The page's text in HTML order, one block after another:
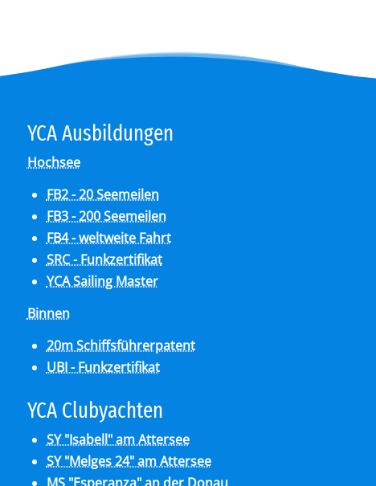
YCA Aus­bil­dun­gen
Hochsee
FB2 - 20 Seemeilen
FB3 - 200 Seemeilen
FB4 - weltweite Fahrt
SRC - Funkzertifikat
YCA Sailing Master
Binnen
20m Schiffsführerpatent
UBI - Funkzertifikat
YCA Club­y­ach­ten
SY "Isabell" am Attersee
SY "Melges 24" am Attersee